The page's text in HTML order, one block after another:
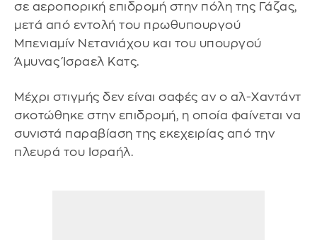
σε αεροπορική επιδρομή στην πόλη της Γάζας,
μετά από εντολή του πρωθυπουργού
Μπενιαμίν Νετανιάχου και του υπουργού
Άμυνας Ίσραελ Κατς.
Μέχρι στιγμής δεν είναι σαφές αν ο αλ-Χαντάντ
σκοτώθηκε στην επιδρομή, η οποία φαίνεται να
συνιστά παραβίαση της εκεχειρίας από την
πλευρά του Ισραήλ.